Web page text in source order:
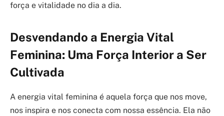
força e vitalidade no dia a dia.
Desvendando a Energia Vital
Feminina: Uma Força Interior a Ser
Cultivada
A energia vital feminina é aquela força que nos move,
nos inspira e nos conecta com nossa essência. Ela não